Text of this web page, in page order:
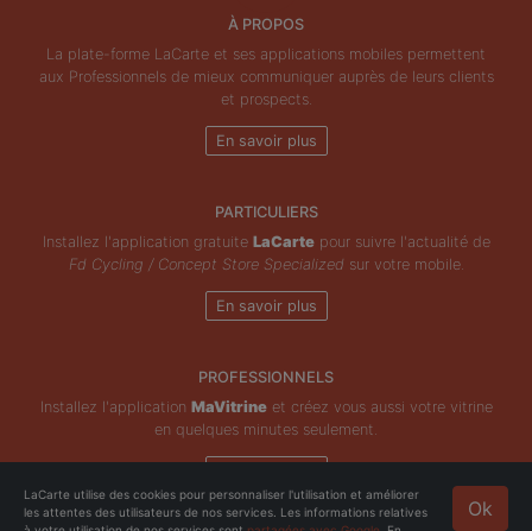
À PROPOS
La plate-forme LaCarte et ses applications mobiles permettent
aux Professionnels de mieux communiquer auprès de leurs clients
et prospects.
En savoir plus
PARTICULIERS
Installez l'application gratuite LaCartepour suivre l'actualité de
Fd Cycling / Concept Store Specialized sur votre mobile.
En savoir plus
PROFESSIONNELS
Installez l'application MaVitrineet créez vous aussi votre vitrine
en quelques minutes seulement.
Copyright © ZeMAP 2026 - Tous droits réservés. Ok
LaCarte utilise des cookies pour personnaliser l'utilisation et améliorer
les attentes des utilisateurs de nos services. Les informations relatives